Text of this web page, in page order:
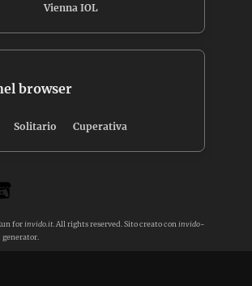
Vienna IOL
browser
Solitario Cuperativa
for invido.it . All rights reserved. Sito creato con invido-